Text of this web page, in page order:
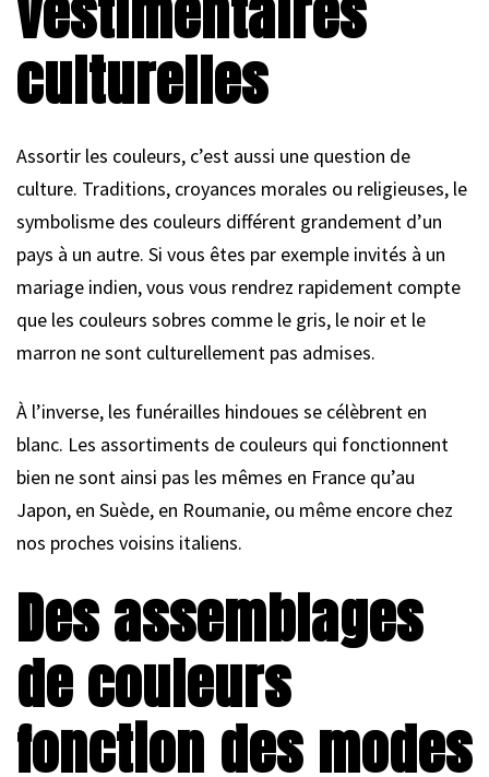
culturelles
Assortir les couleurs, c’est aussi une question de
culture. Traditions, croyances morales ou religieuses, le
symbolisme des couleurs différent grandement d’un
pays à un autre. Si vous êtes par exemple invités à un
mariage indien, vous vous rendrez rapidement compte
que les couleurs sobres comme le gris, le noir et le
marron ne sont culturellement pas admises.
À l’inverse, les funérailles hindoues se célèbrent en
blanc. Les assortiments de couleurs qui fonctionnent
bien ne sont ainsi pas les mêmes en France qu’au
Japon, en Suède, en Roumanie, ou même encore chez
nos proches voisins italiens.
Des assemblages
de couleurs
fonction des modes